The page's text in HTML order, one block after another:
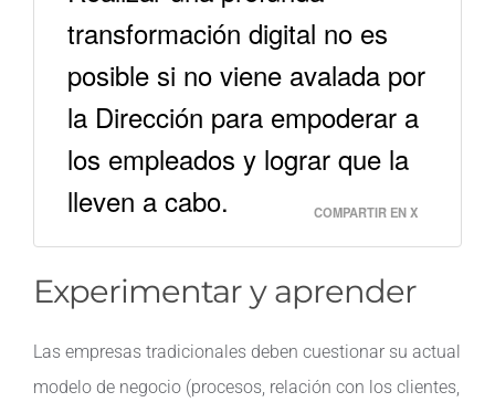
transformación digital no es
posible si no viene avalada por
la Dirección para empoderar a
los empleados y lograr que la
lleven a cabo.
COMPARTIR EN X
Experimentar y aprender
Las empresas tradicionales deben cuestionar su actual
modelo de negocio (procesos, relación con los clientes,